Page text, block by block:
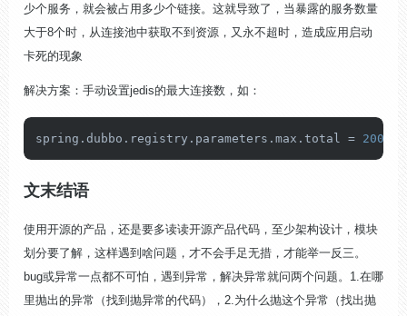
少个服务，就会被占用多少个链接。这就导致了，当暴露的服务数量
大于8个时，从连接池中获取不到资源，又永不超时，造成应用启动
卡死的现象
解决方案：手动设置jedis的最大连接数，如：
spring.dubbo.registry.parameters.max.total = 200
文末结语
使用开源的产品，还是要多读读开源产品代码，至少架构设计，模块
划分要了解，这样遇到啥问题，才不会手足无措，才能举一反三。
bug或异常一点都不可怕，遇到异常，解决异常就问两个问题。1.在哪
里抛出的异常（找到抛异常的代码），2.为什么抛这个异常（找出抛